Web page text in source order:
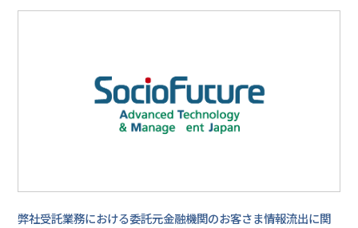
弊社受託業務における委託元金融機関のお客さま情報流出に関